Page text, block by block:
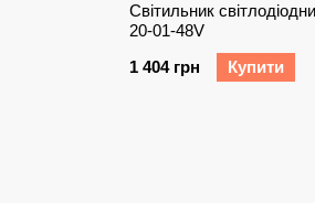
Світильник
20-01-48V
1 404 грн
Купити